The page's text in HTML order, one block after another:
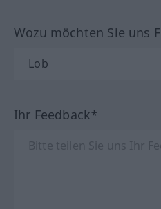
Wozu möchten Sie uns
Ihr Feedback*